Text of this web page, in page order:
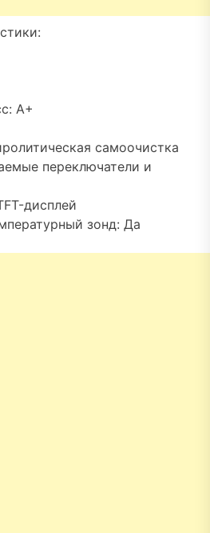
A+
самоочистка
переключатели и
дисплей
зонд: Да